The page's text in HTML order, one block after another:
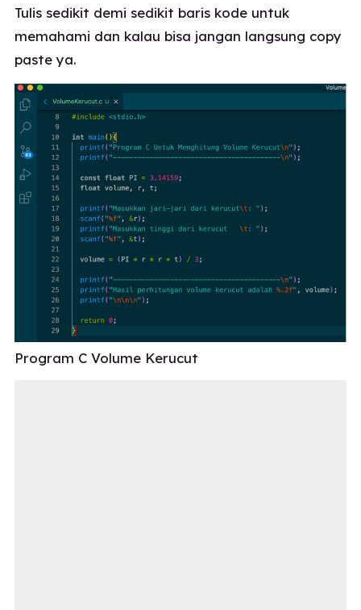
Tulis sedikit demi sedikit baris kode untuk
memahami dan kalau bisa jangan langsung copy
paste ya.
Program C Volume Kerucut